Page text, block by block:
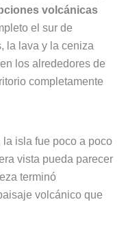
volcánicas
el sur de
la lava y la ceniza
los alrededores de
completamente
la isla fue poco a poco
vista pueda parecer
terminó
volcánico que